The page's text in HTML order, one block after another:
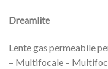
Dreamlite
Lente gas permeabile
– Multifocale –